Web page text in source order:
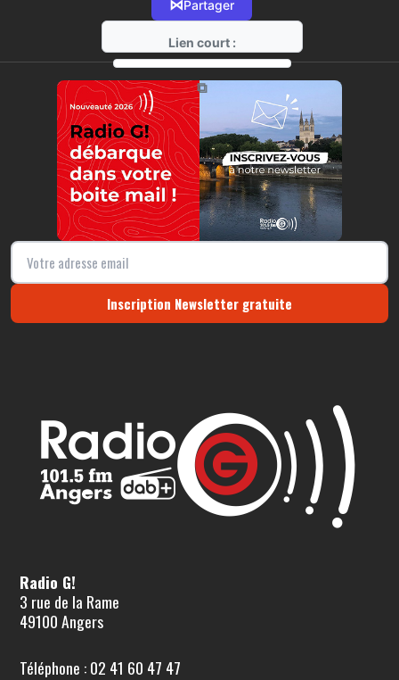
⋈Partager
Lien court :
https://radio-g.fr?3272
⧉
Inscription Newsletter gratuite
Radio G!
3 rue de la Rame
49100 Angers
Téléphone : 02 41 60 47 47